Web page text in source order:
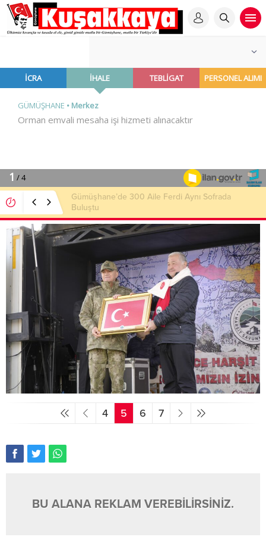
Gümüşhane’de 300 Aile Ferdi Aynı Sofrada
Buluştu
4 5 6 7
BU ALANA REKLAM VEREBİLİRSİNİZ.